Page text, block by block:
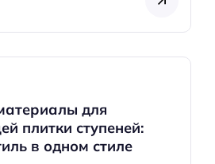
для
плитки ступеней:
в одном стиле